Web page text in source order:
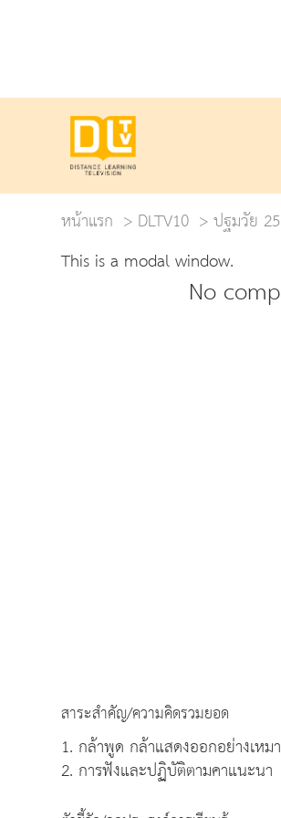
หน้าแรก
DLTV10 ปฐมวัย
This is a modal window.
No
สาระสำคัญ/ความคิดรวมยอด
1. กล้าพูด กล้าแสดงออกอย่างเหม
2. การฟังและปฏิบัติตามคาแนะนา